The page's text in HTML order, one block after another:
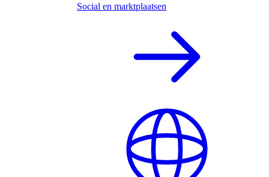
Social en marktplaatsen